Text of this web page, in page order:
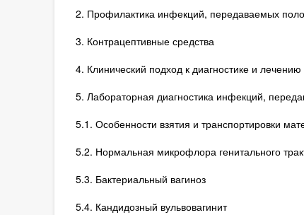
2. Профилактика инфекций, передаваемых
3. Контрацептивные средства
4. Клинический подход к диагностике и
5. Лабораторная диагностика инфекций,
5.1. Особенности взятия и транспортировки
5.2. Нормальная микрофлора генитального
5.3. Бактериальный вагиноз
5.4. Кандидозный вульвовагинит